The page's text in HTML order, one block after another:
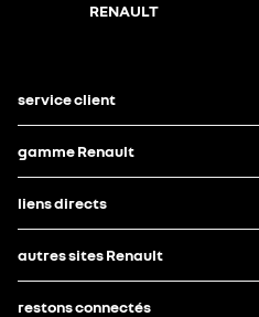
RENAULT
service client
gamme Renault
liens directs
autres sites Renault
restons connectés